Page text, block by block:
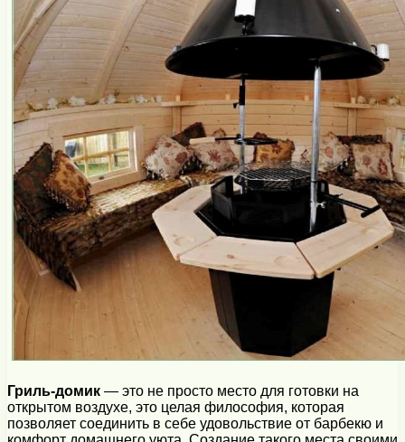
Гриль-домик — это не просто место для готовки на
открытом воздухе, это целая философия, которая
позволяет соединить в себе удовольствие от барбекю и